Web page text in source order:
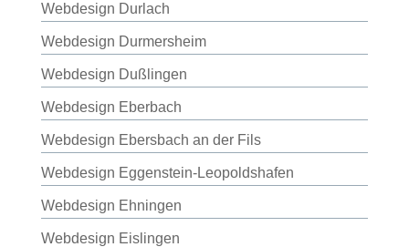
Webdesign Durlach
Webdesign Durmersheim
Webdesign Dußlingen
Webdesign Eberbach
Webdesign Ebersbach an der Fils
Webdesign Eggenstein-Leopoldshafen
Webdesign Ehningen
Webdesign Eislingen